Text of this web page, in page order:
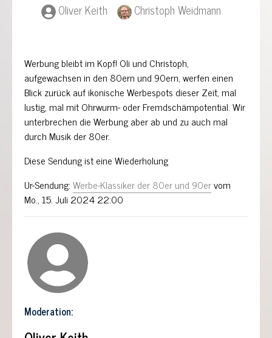
Oliver Keith
Christoph Weidmann
Werbung bleibt im Kopf! Oli und Christoph,
aufgewachsen in den 80ern und 90ern, werfen einen
Blick zurück auf ikonische Werbespots dieser Zeit, mal
lustig, mal mit Ohrwurm- oder Fremdschämpotential. Wir
unterbrechen die Werbung aber ab und zu auch mal
durch Musik der 80er.
Diese Sendung ist eine Wiederholung
Ur-Sendung:Werbe-Klassiker der 80er und 90ervom
Mo., 15. Juli 2024 22:00
Moderation: